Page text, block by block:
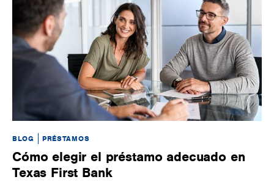
BLOG PRÉSTAMOS
Cómo elegir el préstamo adecuado en
Texas First Bank